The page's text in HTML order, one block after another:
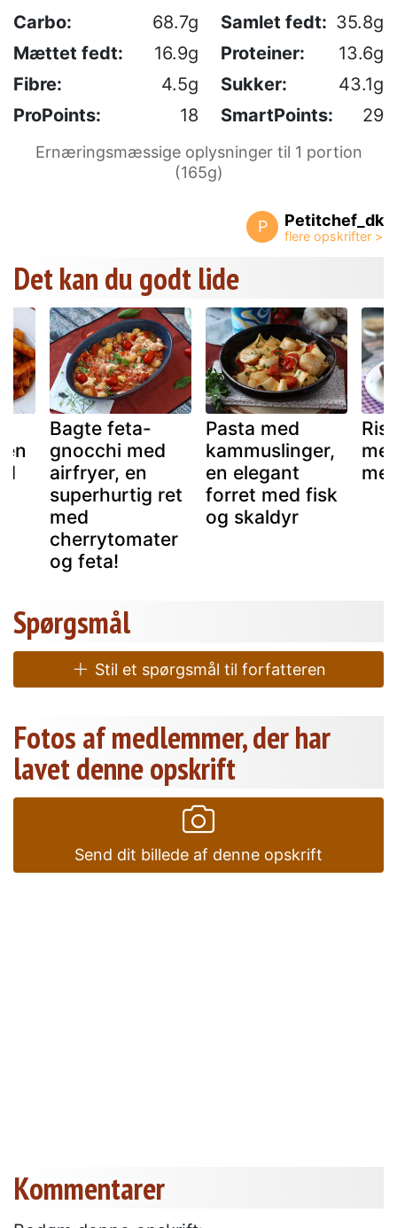
Carbo: 68.7g Samlet fedt: 35.8g
Mættet fedt:
16.9g Proteiner:
13.6g
Fibre:
4.5g Sukker:
43.1g
ProPoints:
18 SmartPoints: 29
Ernæringsmæssige oplysninger til 1 portion
(165g)
P Petitchef_dk
Det kan du godt lide
Bagte feta-
gnocchi med
airfryer, en
superhurtig ret
med
cherrytomater
og feta!
Pasta med
kammuslinger,
en elegant
forret med fisk
og skaldyr
Spørgsmål
Stil et spørgsmål til forfatteren
Fotos af medlemmer, der har
lavet denne opskrift
Send dit billede af denne opskrift
Kommentarer